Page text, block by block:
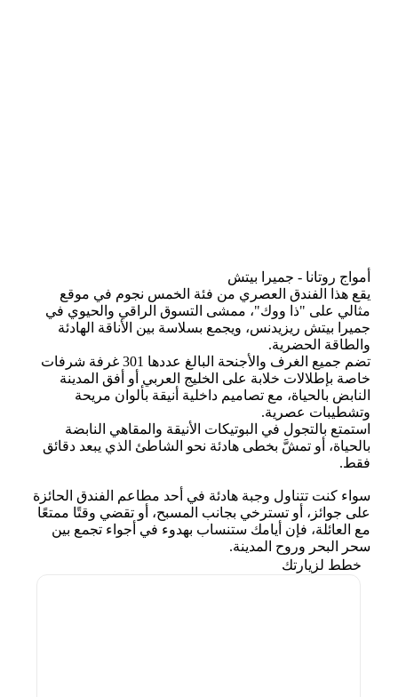
أمواج روتانا - جميرا بيتش
يقع هذا الفندق العصري من فئة الخمس نجوم في موقع
مثالي على "ذا ووك"، ممشى التسوق الراقي والحيوي في
جميرا بيتش ريزيدنس، ويجمع بسلاسة بين الأناقة الهادئة
والطاقة الحضرية.
تضم جميع الغرف والأجنحة البالغ عددها 301 غرفة شرفات
خاصة بإطلالات خلابة على الخليج العربي أو أفق المدينة
النابض بالحياة، مع تصاميم داخلية أنيقة بألوان مريحة
وتشطيبات عصرية.
استمتع بالتجول في البوتيكات الأنيقة والمقاهي النابضة
بالحياة، أو تمشَّ بخطى هادئة نحو الشاطئ الذي يبعد دقائق
فقط.
سواء كنت تتناول وجبة هادئة في أحد مطاعم الفندق الحائزة
على جوائز، أو تسترخي بجانب المسبح، أو تقضي وقتًا ممتعًا
مع العائلة، فإن أيامك ستنساب بهدوء في أجواء تجمع بين
سحر البحر وروح المدينة.
خطط لزيارتك